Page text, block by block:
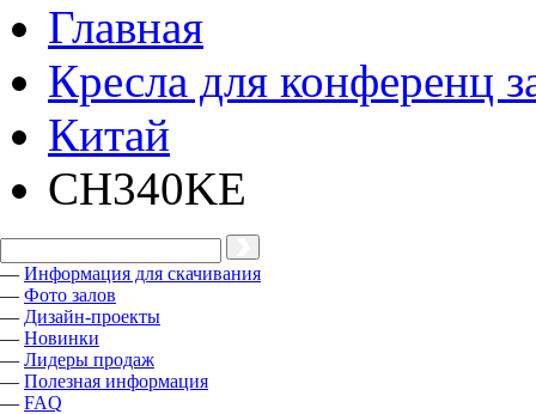
Главная
Кресла для конференц
Китай
CH340KE
— Информация для скачивания
— Фото залов
— Дизайн-проекты
— Новинки
— Лидеры продаж
— Полезная информация
— FAQ